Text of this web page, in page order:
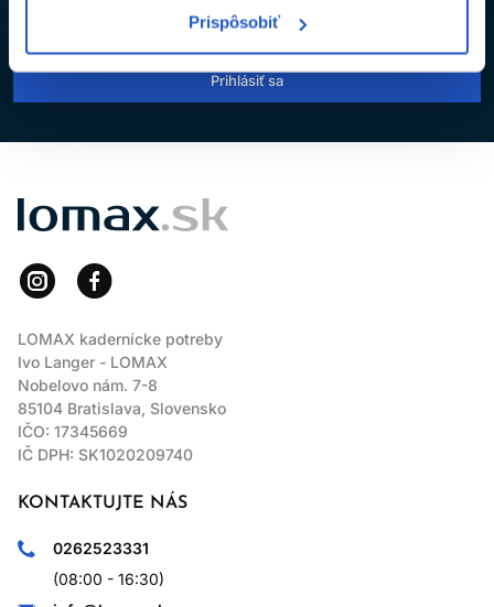
Prispôsobiť
spracovaním osobných údajov
Prihlásiť sa
LOMAX
LOMAX kadernícke potreby
Ivo Langer - LOMAX
Nobelovo nám. 7-8
85104 Bratislava, Slovensko
IČO: 17345669
IČ DPH: SK1020209740
KONTAKTUJTE NÁS
0262523331
(08:00 - 16:30)